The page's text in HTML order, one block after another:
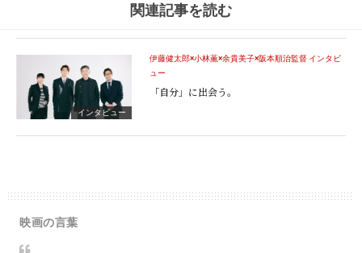
関連記事を読む
インタビュー
伊藤健太郎×小林薫×余貴美子×阪本順治監督 インタビ
ュー
「自分」に出会う。
映画の言葉